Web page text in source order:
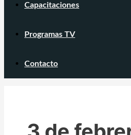
Capacitaciones
Programas TV
Contacto